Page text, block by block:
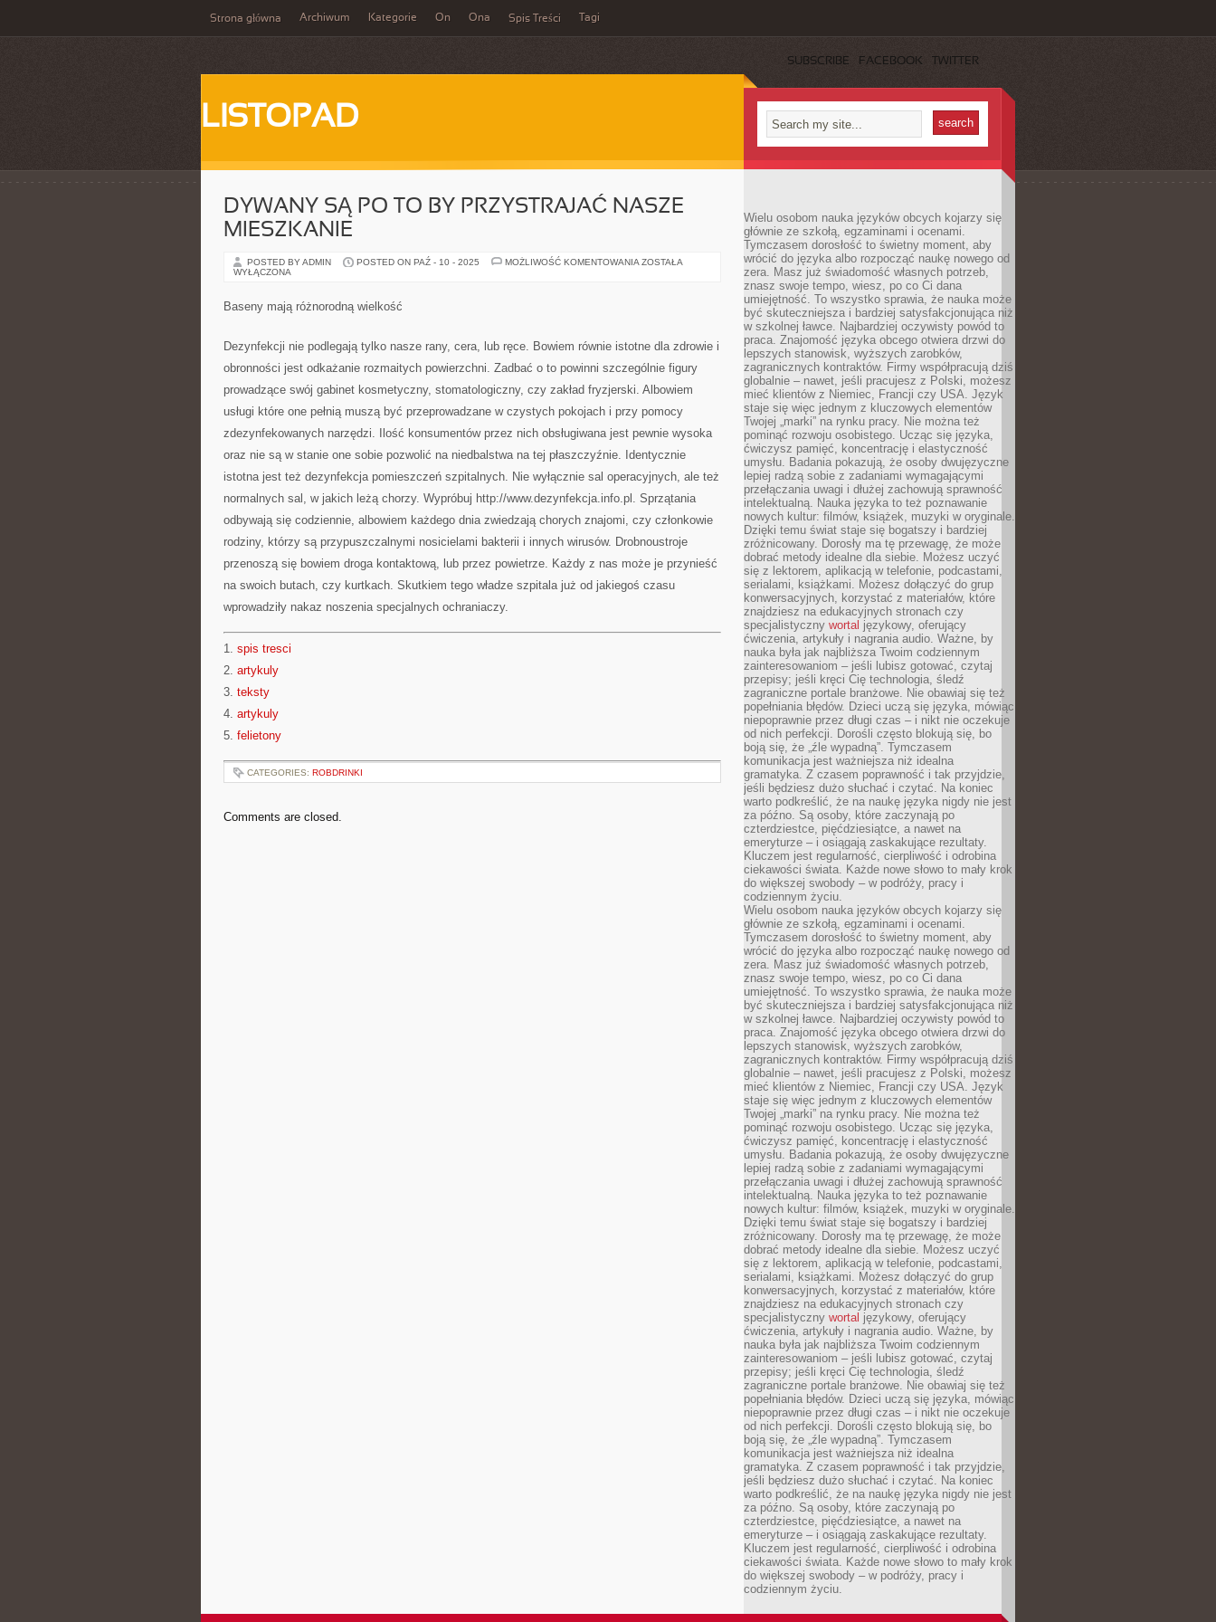
Strona główna Archiwum Kategorie On Ona Spis Treści Tagi
SUBSCRIBE FACEBOOK TWITTER
LISTOPAD
DYWANY SĄ PO TO BY PRZYSTRAJAĆ NASZE
MIESZKANIE
POSTED BY ADMIN POSTED ON PAŹ - 10 - 2025 MOŻLIWOŚĆ KOMENTOWANIA DYWANY
ZOSTAŁA
WYŁĄCZONA
Baseny mają różnorodną wielkość
Dezynfekcji nie podlegają tylko nasze rany, cera, lub ręce. Bowiem równie istotne dla zdrowie i
obronności jest odkażanie rozmaitych powierzchni. Zadbać o to powinni szczególnie figury
prowadzące swój gabinet kosmetyczny, stomatologiczny, czy zakład fryzjerski. Albowiem
usługi które one pełnią muszą być przeprowadzane w czystych pokojach i przy pomocy
zdezynfekowanych narzędzi. Ilość konsumentów przez nich obsługiwana jest pewnie wysoka
oraz nie są w stanie one sobie pozwolić na niedbalstwa na tej płaszczyźnie. Identycznie
istotna jest też dezynfekcja pomieszczeń szpitalnych. Nie wyłącznie sal operacyjnych, ale też
normalnych sal, w jakich leżą chorzy. Wypróbuj http://www.dezynfekcja.info.pl. Sprzątania
odbywają się codziennie, albowiem każdego dnia zwiedzają chorych znajomi, czy członkowie
rodziny, którzy są przypuszczalnymi nosicielami bakterii i innych wirusów. Drobnoustroje
przenoszą się bowiem droga kontaktową, lub przez powietrze. Każdy z nas może je przynieść
na swoich butach, czy kurtkach. Skutkiem tego władze szpitala już od jakiegoś czasu
wprowadziły nakaz noszenia specjalnych ochraniaczy.
1. spis tresci
2. artykuly
3. teksty
4. artykuly
5. felietony
CATEGORIES: ROBDRINKI
Comments are closed.
Wielu osobom nauka języków obcych kojarzy się
głównie ze szkołą, egzaminami i ocenami.
Tymczasem dorosłość to świetny moment, aby
wrócić do języka albo rozpocząć naukę nowego od
zera. Masz już świadomość własnych potrzeb,
znasz swoje tempo, wiesz, po co Ci dana
umiejętność. To wszystko sprawia, że nauka może
być skuteczniejsza i bardziej satysfakcjonująca niż
w szkolnej ławce. Najbardziej oczywisty powód to
praca. Znajomość języka obcego otwiera drzwi do
lepszych stanowisk, wyższych zarobków,
zagranicznych kontraktów. Firmy współpracują dziś
globalnie – nawet, jeśli pracujesz z Polski, możesz
mieć klientów z Niemiec, Francji czy USA. Język
staje się więc jednym z kluczowych elementów
Twojej „marki” na rynku pracy. Nie można też
pominąć rozwoju osobistego. Ucząc się języka,
ćwiczysz pamięć, koncentrację i elastyczność
umysłu. Badania pokazują, że osoby dwujęzyczne
lepiej radzą sobie z zadaniami wymagającymi
przełączania uwagi i dłużej zachowują sprawność
intelektualną. Nauka języka to też poznawanie
nowych kultur: filmów, książek, muzyki w oryginale.
Dzięki temu świat staje się bogatszy i bardziej
zróżnicowany. Dorosły ma tę przewagę, że może
dobrać metody idealne dla siebie. Możesz uczyć
się z lektorem, aplikacją w telefonie, podcastami,
serialami, książkami. Możesz dołączyć do grup
konwersacyjnych, korzystać z materiałów, które
znajdziesz na edukacyjnych stronach czy
specjalistyczny wortal językowy, oferujący
ćwiczenia, artykuły i nagrania audio. Ważne, by
nauka była jak najbliższa Twoim codziennym
zainteresowaniom – jeśli lubisz gotować, czytaj
przepisy; jeśli kręci Cię technologia, śledź
zagraniczne portale branżowe. Nie obawiaj się też
popełniania błędów. Dzieci uczą się języka, mówiąc
niepoprawnie przez długi czas – i nikt nie oczekuje
od nich perfekcji. Dorośli często blokują się, bo
boją się, że „źle wypadną”. Tymczasem
komunikacja jest ważniejsza niż idealna
gramatyka. Z czasem poprawność i tak przyjdzie,
jeśli będziesz dużo słuchać i czytać. Na koniec
warto podkreślić, że na naukę języka nigdy nie jest
za późno. Są osoby, które zaczynają po
czterdziestce, pięćdziesiątce, a nawet na
emeryturze – i osiągają zaskakujące rezultaty.
Kluczem jest regularność, cierpliwość i odrobina
ciekawości świata. Każde nowe słowo to mały krok
do większej swobody – w podróży, pracy i
codziennym życiu.
Wielu osobom nauka języków obcych kojarzy się
głównie ze szkołą, egzaminami i ocenami.
Tymczasem dorosłość to świetny moment, aby
wrócić do języka albo rozpocząć naukę nowego od
zera. Masz już świadomość własnych potrzeb,
znasz swoje tempo, wiesz, po co Ci dana
umiejętność. To wszystko sprawia, że nauka może
być skuteczniejsza i bardziej satysfakcjonująca niż
w szkolnej ławce. Najbardziej oczywisty powód to
praca. Znajomość języka obcego otwiera drzwi do
lepszych stanowisk, wyższych zarobków,
zagranicznych kontraktów. Firmy współpracują dziś
globalnie – nawet, jeśli pracujesz z Polski, możesz
mieć klientów z Niemiec, Francji czy USA. Język
staje się więc jednym z kluczowych elementów
Twojej „marki” na rynku pracy. Nie można też
pominąć rozwoju osobistego. Ucząc się języka,
ćwiczysz pamięć, koncentrację i elastyczność
umysłu. Badania pokazują, że osoby dwujęzyczne
lepiej radzą sobie z zadaniami wymagającymi
przełączania uwagi i dłużej zachowują sprawność
intelektualną. Nauka języka to też poznawanie
nowych kultur: filmów, książek, muzyki w oryginale.
Dzięki temu świat staje się bogatszy i bardziej
zróżnicowany. Dorosły ma tę przewagę, że może
dobrać metody idealne dla siebie. Możesz uczyć
się z lektorem, aplikacją w telefonie, podcastami,
serialami, książkami. Możesz dołączyć do grup
konwersacyjnych, korzystać z materiałów, które
znajdziesz na edukacyjnych stronach czy
specjalistyczny wortal językowy, oferujący
ćwiczenia, artykuły i nagrania audio. Ważne, by
nauka była jak najbliższa Twoim codziennym
zainteresowaniom – jeśli lubisz gotować, czytaj
przepisy; jeśli kręci Cię technologia, śledź
zagraniczne portale branżowe. Nie obawiaj się też
popełniania błędów. Dzieci uczą się języka, mówiąc
niepoprawnie przez długi czas – i nikt nie oczekuje
od nich perfekcji. Dorośli często blokują się, bo
boją się, że „źle wypadną”. Tymczasem
komunikacja jest ważniejsza niż idealna
gramatyka. Z czasem poprawność i tak przyjdzie,
jeśli będziesz dużo słuchać i czytać. Na koniec
warto podkreślić, że na naukę języka nigdy nie jest
za późno. Są osoby, które zaczynają po
czterdziestce, pięćdziesiątce, a nawet na
emeryturze – i osiągają zaskakujące rezultaty.
Kluczem jest regularność, cierpliwość i odrobina
ciekawości świata. Każde nowe słowo to mały krok
do większej swobody – w podróży, pracy i
codziennym życiu.